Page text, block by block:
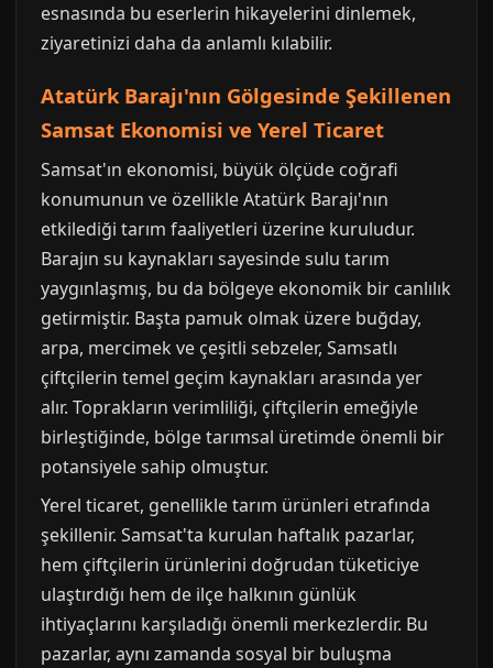
esnasında bu eserlerin hikayelerini dinlemek,
ziyaretinizi daha da anlamlı kılabilir.
Atatürk Barajı'nın Gölgesinde Şekillenen
Samsat Ekonomisi ve Yerel Ticaret
Samsat'ın ekonomisi, büyük ölçüde coğrafi
konumunun ve özellikle Atatürk Barajı'nın
etkilediği tarım faaliyetleri üzerine kuruludur.
Barajın su kaynakları sayesinde sulu tarım
yaygınlaşmış, bu da bölgeye ekonomik bir canlılık
getirmiştir. Başta pamuk olmak üzere buğday,
arpa, mercimek ve çeşitli sebzeler, Samsatlı
çiftçilerin temel geçim kaynakları arasında yer
alır. Toprakların verimliliği, çiftçilerin emeğiyle
birleştiğinde, bölge tarımsal üretimde önemli bir
potansiyele sahip olmuştur.
Yerel ticaret, genellikle tarım ürünleri etrafında
şekillenir. Samsat'ta kurulan haftalık pazarlar,
hem çiftçilerin ürünlerini doğrudan tüketiciye
ulaştırdığı hem de ilçe halkının günlük
ihtiyaçlarını karşıladığı önemli merkezlerdir. Bu
pazarlar, aynı zamanda sosyal bir buluşma